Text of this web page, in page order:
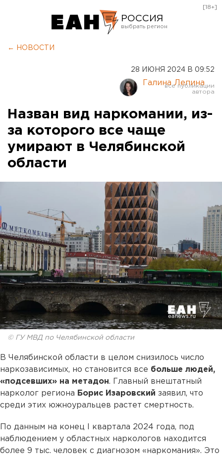
РОССИЯ
Курган
Оренбург
[18+]
← НОВОСТИ
28 ИЮНЯ 2024 В 09:52
Галина Лепина
Назван вид наркомании, из-
за которого все чаще
умирают в Челябинской
области
© ГУ МВД по Челябинской области
В Челябинской области в целом снизилось число
наркозависимых, но становится все больше людей,
«подсевших» на метадон. Главный внештатный
нарколог региона Борис Изаровский заявил, что
среди этих южноуральцев растет смертность.
По данным на конец I квартала 2024 года, под
наблюдением у областных наркологов находится
более 9 тыс. человек с диагнозом «наркомания». Это